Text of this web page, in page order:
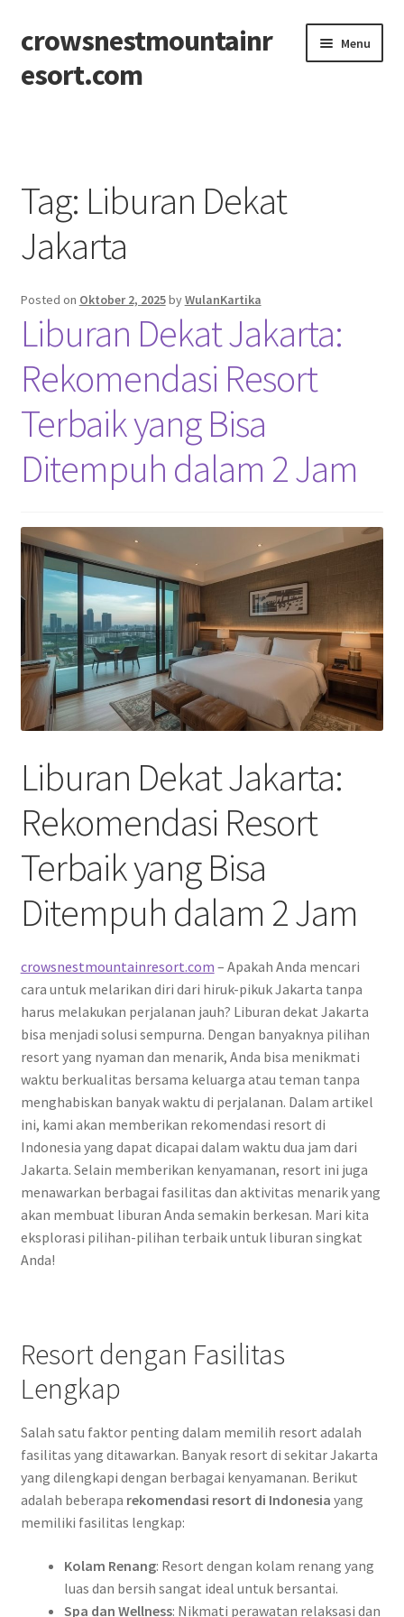
Skip
to
navigation
Skip
to
content
crowsnestmountainr
esort.com
Menu
Contact
Disclaimer
Privacy Policy
Tag: Liburan Dekat
Jakarta
Posted on Oktober 2, 2025byWulanKartika
Liburan Dekat Jakarta:
Rekomendasi Resort
Terbaik yang Bisa
Ditempuh dalam 2 Jam
Liburan Dekat Jakarta:
Rekomendasi Resort
Terbaik yang Bisa
Ditempuh dalam 2 Jam
crowsnestmountainresort.com – Apakah Anda mencari
cara untuk melarikan diri dari hiruk-pikuk Jakarta tanpa
harus melakukan perjalanan jauh? Liburan dekat Jakarta
bisa menjadi solusi sempurna. Dengan banyaknya pilihan
resort yang nyaman dan menarik, Anda bisa menikmati
waktu berkualitas bersama keluarga atau teman tanpa
menghabiskan banyak waktu di perjalanan. Dalam artikel
ini, kami akan memberikan rekomendasi resort di
Indonesia yang dapat dicapai dalam waktu dua jam dari
Jakarta. Selain memberikan kenyamanan, resort ini juga
menawarkan berbagai fasilitas dan aktivitas menarik yang
akan membuat liburan Anda semakin berkesan. Mari kita
eksplorasi pilihan-pilihan terbaik untuk liburan singkat
Anda!
Resort dengan Fasilitas
Lengkap
Salah satu faktor penting dalam memilih resort adalah
fasilitas yang ditawarkan. Banyak resort di sekitar Jakarta
yang dilengkapi dengan berbagai kenyamanan. Berikut
adalah beberapa rekomendasi resort di Indonesia yang
memiliki fasilitas lengkap:
Kolam Renang: Resort dengan kolam renang yang
luas dan bersih sangat ideal untuk bersantai.
Spa dan Wellness: Nikmati perawatan relaksasi dan